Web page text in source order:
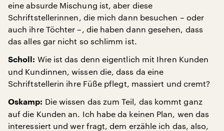
eine absurde Mischung ist, aber diese
Schriftstellerinnen, die mich dann besuchen – oder
auch ihre Töchter –, die haben dann gesehen, dass
das alles gar nicht so schlimm ist.
Scholl: Wie ist das denn eigentlich mit Ihren Kunden
und Kundinnen, wissen die, dass da eine
Schriftstellerin ihre Füße pflegt, massiert und cremt?
Oskamp: Die wissen das zum Teil, das kommt ganz
auf die Kunden an. Ich habe da keinen Plan, wen das
interessiert und wer fragt, dem erzähle ich das, also,